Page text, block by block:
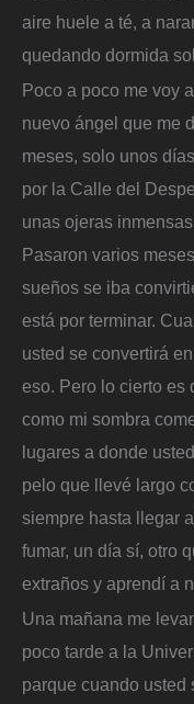
aire huele a té, a
quedando dormida
Poco a poco me voy
nuevo ángel que me
meses, solo unos
por la Calle del
unas ojeras
Pasaron varios
sueños se iba
está por terminar.
usted se convertirá
eso. Pero lo cierto es
como mi sombra
lugares a donde
pelo que llevé largo
siempre hasta llegar
fumar, un día sí, otro
extraños y aprendí a
Una mañana me
poco tarde a la
parque cuando usted